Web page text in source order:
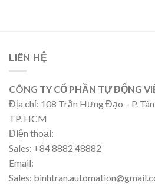
LIÊN HỆ
CÔNG TY CỔ PHẦN TỰ ĐỘNG
Địa chỉ: 108 Trần Hưng Đạo – P. Tân
TP. HCM
Điện thoại:
Sales: +84 8882 48882
Email:
Sales: